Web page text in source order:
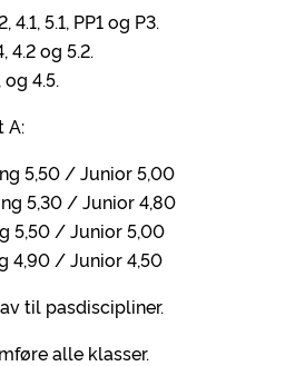
4.1, 5.1, PP1 og P3.
4.2 og 5.2.
og 4.5.
A:
5,50 / Junior 5,00
5,30 / Junior 4,80
5,50 / Junior 5,00
4,90 / Junior 4,50
til pasdiscipliner.
alle klasser.